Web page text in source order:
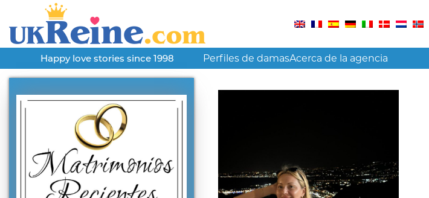
Happy love stories since 1998 Perfiles de damasAcerca de la agencia